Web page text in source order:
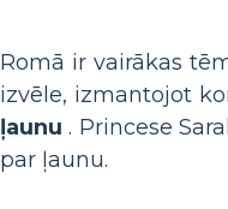
Romā ir vairākas
izvēle, izmantojot
ļaunu . Princese
par ļaunu.